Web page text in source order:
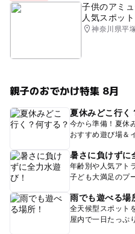
子供のアミ
人気スポット
神奈川県平
親子のおでかけ特集 8月
夏休みどこ行く
今から準備！夏休
おすすめ遊び場＆
暑さに負けずに
年齢別や人気アト
子ども大満足のプ
雨でも遊べる場
全天候型スポット
屋内で一日たっぷ